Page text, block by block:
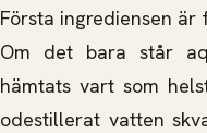
Första ingrediensen är
Om det bara står
hämtats vart som
odestillerat vatten